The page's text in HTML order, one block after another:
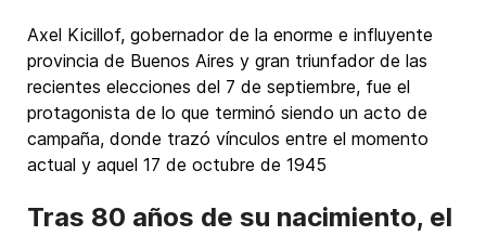
Axel Kicillof, gobernador de la enorme e influyente
provincia de Buenos Aires y gran triunfador de las
recientes elecciones del 7 de septiembre, fue el
protagonista de lo que terminó siendo un acto de
campaña, donde trazó vínculos entre el momento
actual y aquel 17 de octubre de 1945
Tras 80 años de su nacimiento, el